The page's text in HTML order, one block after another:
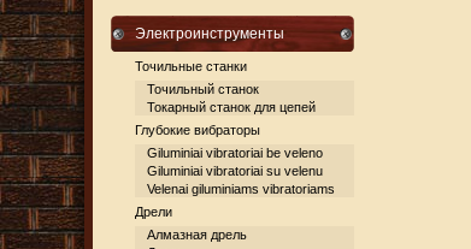
Электроинструменты
Точильные станки
Точильный станок
Токарный станок для цепей
Глубокие вибраторы
Giluminiai vibratoriai be veleno
Giluminiai vibratoriai su velenu
Velenai giluminiams vibratoriams
Дрели
Алмазная дрель